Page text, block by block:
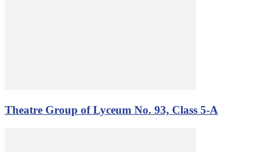
Theatre Group of Lyceum No. 93, Class 5-A